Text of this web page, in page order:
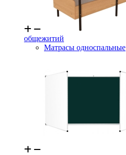
общежитий
Матрасы односпальные